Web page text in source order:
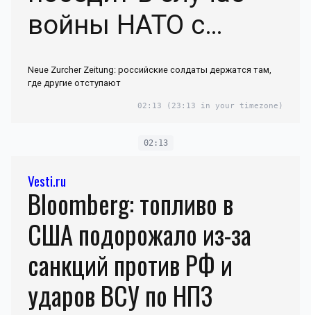
войны НАТО с
Neue Zurcher Zeitung: российские солдаты держатся там,
где другие отступают
02:13 (23:13 in your timezone)
02:13
Vesti.ru
Bloomberg: топливо в
США подорожало из-за
санкций против РФ и
ударов ВСУ по НПЗ